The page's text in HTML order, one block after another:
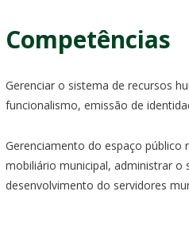
Competências
Gerenciar o sistema de recursos
funcionalismo, emissão de
Gerenciamento do espaço público
mobiliário municipal, administrar o
desenvolvimento do servidores